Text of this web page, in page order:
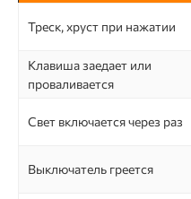
Треск, хруст при нажатии
Клавиша заедает или
проваливается
Свет включается через раз
Выключатель греется